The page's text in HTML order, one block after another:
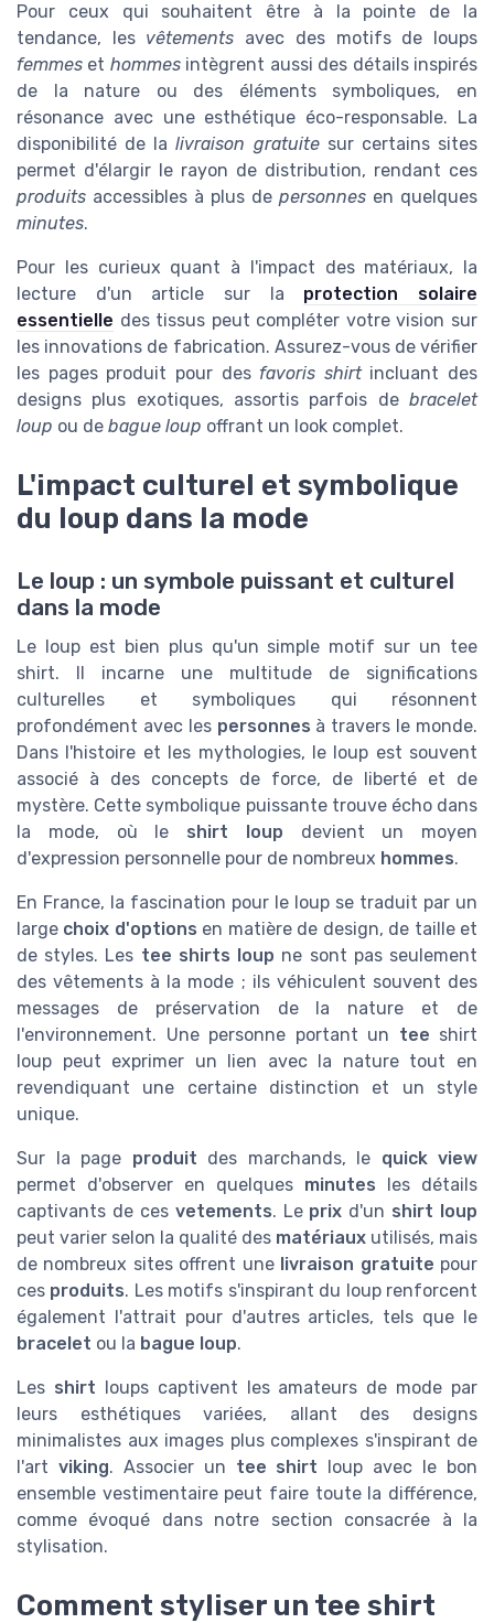
Pour ceux qui souhaitent être à la pointe de la
tendance, les vêtements avec des motifs de loups
femmes et hommesintègrent aussi des détails inspirés
de la nature ou des éléments symboliques, en
résonance avec une esthétique éco-responsable. La
disponibilité de lalivraison gratuitesur certains sites
permet d'élargir le rayon de distribution, rendant ces
produits accessibles à plus de personnes en quelques
minutes.
Pour les curieux quant à l'impact des matériaux, la
lecture d'un article sur la protection solaire
essentielle des tissus peut compléter votre vision sur
les innovations de fabrication. Assurez-vous de vérifier
les pages produit pour des favoris shirtincluant des
designs plus exotiques, assortis parfois de bracelet
loup ou de bague loup offrant un look complet.
L'impact culturel et symbolique
du loup dans la mode
Le loup : un symbole puissant et culturel
dans la mode
Le loup est bien plus qu'un simple motif sur un tee
shirt. Il incarne une multitude de significations
culturelles et symboliques qui résonnent
profondément avec les personnes à travers le monde.
Dans l'histoire et les mythologies, le loup est souvent
associé à des concepts de force, de liberté et de
mystère. Cette symbolique puissante trouve écho dans
la mode, où le shirt loup devient un moyen
d'expression personnelle pour de nombreux hommes.
En France, la fascination pour le loup se traduit par un
large choix d'options en matière de design, de taille et
de styles. Les tee shirts loup ne sont pas seulement
des vêtements à la mode ; ils véhiculent souvent des
messages de préservation de la nature et de
l'environnement. Une personne portant un tee shirt
loup peut exprimer un lien avec la nature tout en
revendiquant une certaine distinction et un style
unique.
Sur la page produit des marchands, le quick view
permet d'observer en quelques minutes les détails
captivants de ces vetements. Le prix d'un shirt loup
peut varier selon la qualité des matériaux utilisés, mais
de nombreux sites offrent une livraison gratuite pour
ces produits. Les motifs s'inspirant du loup renforcent
également l'attrait pour d'autres articles, tels que le
bracelet ou la bague loup.
Les shirt loups captivent les amateurs de mode par
leurs esthétiques variées, allant des designs
minimalistes aux images plus complexes s'inspirant de
l'art viking. Associer un tee shirt loup avec le bon
ensemble vestimentaire peut faire toute la différence,
comme évoqué dans notre section consacrée à la
stylisation.
Comment styliser un tee shirt